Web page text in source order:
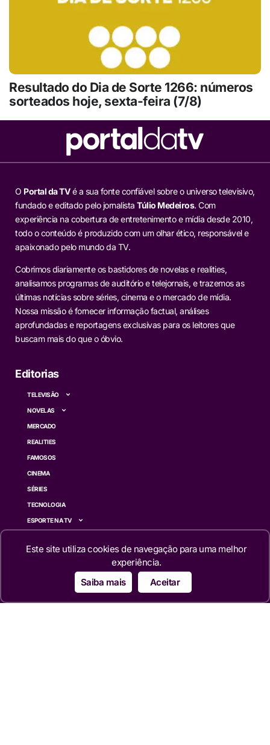
Resultado do Dia de Sorte 1266: números
sorteados hoje, sexta-feira (7/8)
O Portal da TVé a sua fonte confiável sobre o universo televisivo,
fundado e editado pelo jornalista Túlio Medeiros. Com
experiência na cobertura de entretenimento e mídia desde 2010,
todo o conteúdo é produzido com um olhar ético, responsável e
apaixonado pelo mundo da TV.
Cobrimos diariamente os bastidores de novelas e realities,
analisamos programas de auditório e telejornais, e trazemos as
últimas notícias sobre séries, cinema e o mercado de mídia.
Nossa missão é fornecer informação factual, análises
aprofundadas e reportagens exclusivas para os leitores que
buscam mais do que o óbvio.
Editorias
TELEVISÃO
NOVELAS
MERCADO
REALITIES
FAMOSOS
CINEMA
SÉRIES
TECNOLOGIA
ESPORTE NA TV
Este site utiliza cookies de navegação para uma melhor
experiência.
Saiba mais
Aceitar